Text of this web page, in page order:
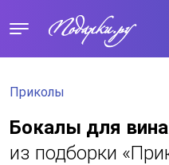
Приколы
Бокалы для вина
из подборки